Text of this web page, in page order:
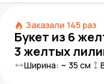
Заказали 145 раз
Букет из 6
3 желтых
Ширина: ~ 35 см